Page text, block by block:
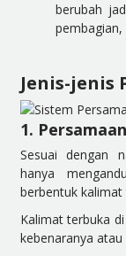
berubah
pembagian,
Jenis-jenis
1.
Sesuai dengan
hanya
berbentuk kalimat
Kalimat terbuka
kebenaranya